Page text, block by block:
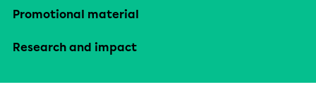
Promotional material
Research and impact